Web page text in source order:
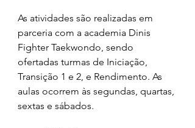
As atividades são realizadas em
parceria com a academia Dinis
Fighter Taekwondo, sendo
ofertadas turmas de Iniciação,
Transição 1 e 2, e Rendimento. As
aulas ocorrem às segundas, quartas,
sextas e sábados.